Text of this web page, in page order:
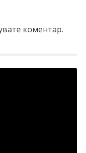
коментар.